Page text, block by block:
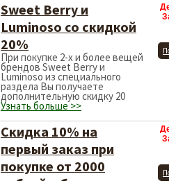
Sweet Berry и
Luminoso со скидкой
20%
При покупке 2-х и более вещей
брендов Sweet Berry и
Luminoso из специального
раздела Вы получаете
дополнительную скидку 20
Узнать больше >>
Скидка 10% на
первый заказ при
покупке от 2000